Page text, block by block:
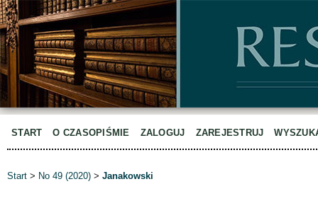
START O CZASOPIŚMIE ZALOGUJ ZAREJESTRUJ
Start > No 49 (2020) > Janakowski